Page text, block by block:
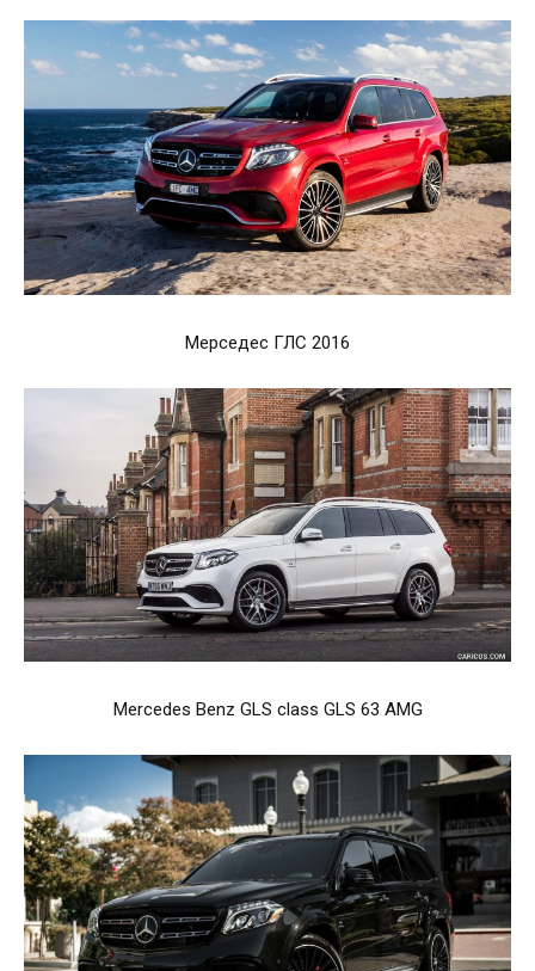
Мерседес ГЛС 2016
Mercedes Benz GLS class GLS 63 AMG